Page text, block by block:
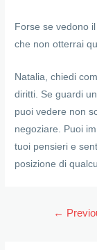
Forse se vedono
che non otterrai
Natalia, chiedi
diritti. Se guardi
puoi vedere non
negoziare. Puoi
tuoi pensieri e
posizione di
←